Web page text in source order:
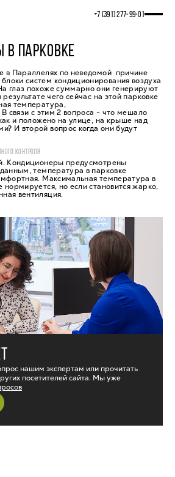
+7 (391) 277‒99‒01
В ПАРКОВКЕ
в Параллелях по неведомой причине
систем кондиционирования воздуха
глаз похоже суммарно они генерируют
чего сейчас на этой парковке
температура,
связи с этим 2 вопроса - что мешало
и положено на улице, на крыше над
И второй вопрос когда они будут
КОНТРОЛЯ
Кондиционеры предусмотрены
температура в парковке
Максимальная температура в
нормируется, но если становится жарко,
вентиляция.
нашим экспертам или прочитать
посетителей сайта. Мы уже